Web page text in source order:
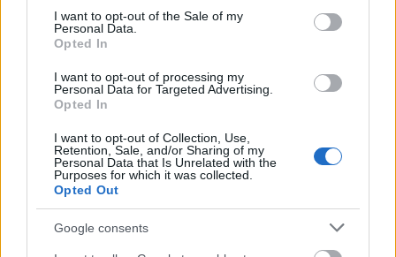
consent section.
I want to opt-out of the Sale of my
Personal Data.
Opted In
I want to opt-out of processing my
Personal Data for Targeted Advertising.
Opted In
I want to opt-out of Collection, Use,
Retention, Sale, and/or Sharing of my
Personal Data that Is Unrelated with the
Purposes for which it was collected.
Opted Out
Google consents
Egy elfeledett műfajt éleszt újra a
Szegedi Nemzeti Színház